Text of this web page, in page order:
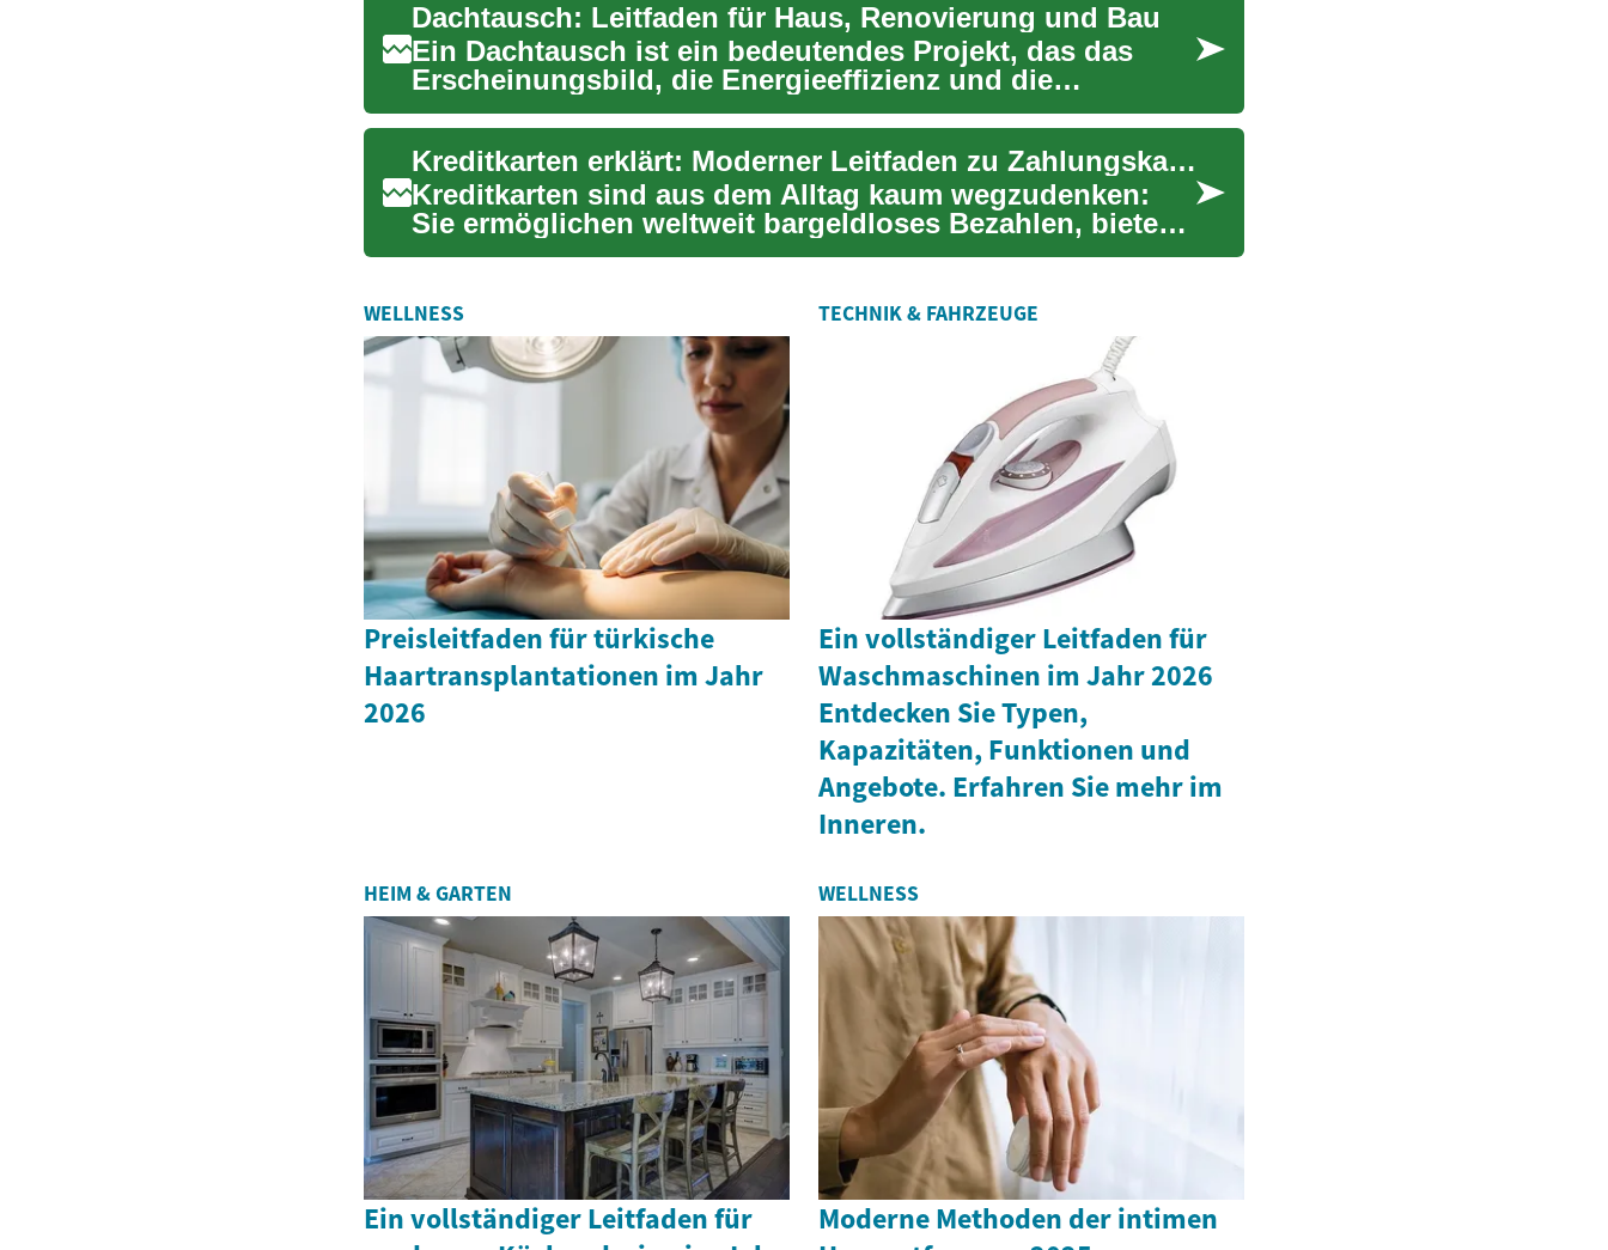
Dachtausch: Leitfaden für Haus, Renovierung und Bau
Ein Dachtausch ist ein bedeutendes Projekt, das das
Erscheinungsbild, die Energieeffizienz und die
Sicherheit eines H...
Kreditkarten erklärt: Moderner Leitfaden zu Zahlungskarten
Kreditkarten sind aus dem Alltag kaum wegzudenken:
Sie ermöglichen weltweit bargeldloses Bezahlen, bieten
oft Versich...
WELLNESS
Preisleitfaden für türkische
Haartransplantationen im Jahr
2026
TECHNIK & FAHRZEUGE
Ein vollständiger Leitfaden für
Waschmaschinen im Jahr 2026
Entdecken Sie Typen,
Kapazitäten, Funktionen und
Angebote. Erfahren Sie mehr im
Inneren.
HEIM & GARTEN
Ein vollständiger Leitfaden für
WELLNESS
Moderne Methoden der intimen